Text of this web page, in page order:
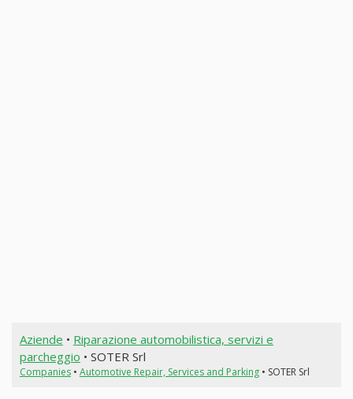
Aziende • Riparazione automobilistica, servizi e
parcheggio • SOTER Srl
Companies• Automotive Repair, Services and Parking• SOTER Srl